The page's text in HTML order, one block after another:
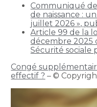
Communiqué
de naissance :
juillet 2026 »,
Article 99 de la
décembre 2025
Sécurité sociale
Congé
effectif ? – ©